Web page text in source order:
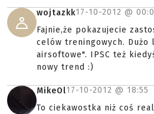
wojtazkk17-10-2012 @
Fajnie,że pokazujecie
celów treningowych. Dużo
airsoftowe". IPSC też
nowy trend :)
MikeOl17-10-2012 @ 18:55
To ciekawostka niż coś